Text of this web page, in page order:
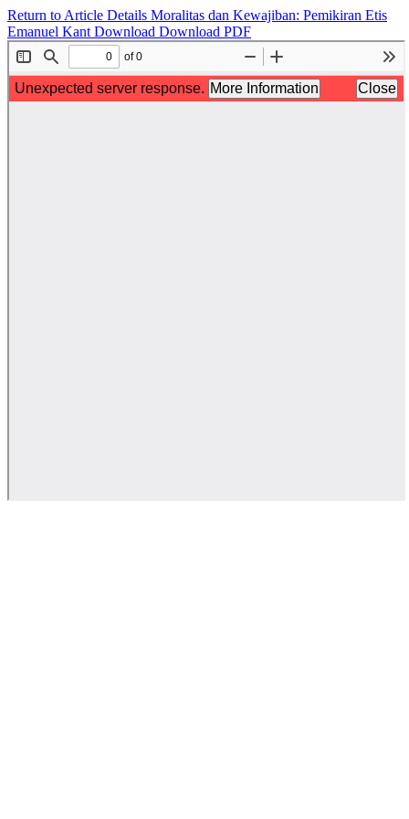
Return to Article Details Moralitas dan Kewajiban: Pemikiran Etis
Emanuel Kant Download Download PDF